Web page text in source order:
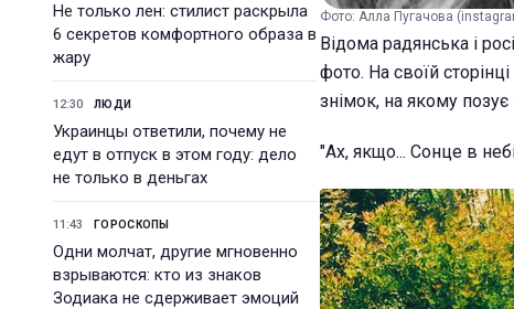
Не только лен: стилист раскрыла
6 секретов комфортного образа в
жару
12:30 ЛЮДИ
Украинцы ответили, почему не
едут в отпуск в этом году: дело
не только в деньгах
11:43 ГОРОСКОПЫ
Одни молчат, другие мгновенно
взрываются: кто из знаков
Зодиака не сдерживает эмоций
Фото: Алла Пугачова
Відома радянська і
фото. На своїй
знімок, на якому позує
"Ах, якщо... Сонце в